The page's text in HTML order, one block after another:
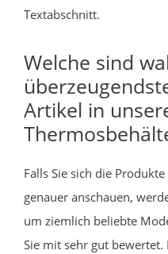
Textabschnitt.
Welche sind
Artikel in
Falls Sie sich die
genauer anschauen,
um ziemlich beliebte
Sie mit sehr gut